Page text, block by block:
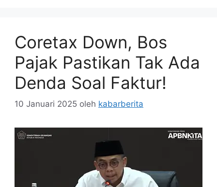
Coretax Down, Bos
Pajak Pastikan Tak Ada
Denda Soal Faktur!
10 Januari 2025 oleh kabarberita